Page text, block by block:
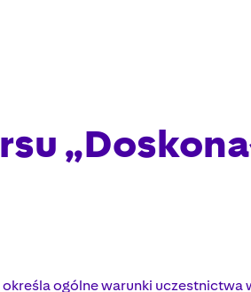
ogólne warunki uczestnictwa